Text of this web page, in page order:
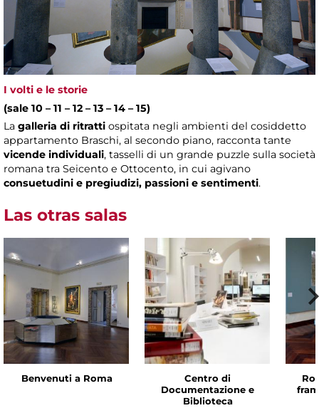
I volti e le storie
(sale 10 – 11 – 12 – 13 – 14 – 15)
La galleria di ritratti ospitata negli ambienti del cosiddetto
appartamento Braschi, al secondo piano, racconta tante
vicende individuali, tasselli di un grande puzzle sulla società
romana tra Seicento e Ottocento, in cui agivano
consuetudini e pregiudizi, passioni e sentimenti.
Las otras salas
Benvenuti a Roma
Centro di
Documentazione e
Biblioteca